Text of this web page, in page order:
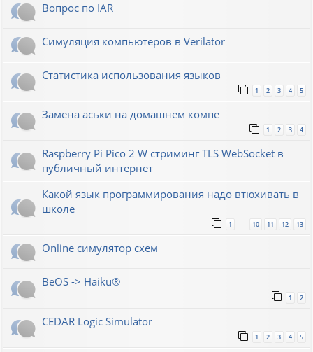
Вопрос по IAR
Симуляция компьютеров в Verilator
Статистика использования языков
1 2 3 4 5
Замена аськи на домашнем компе
1 2 3 4
Raspberry Pi Pico 2 W стриминг TLS WebSocket в
публичный интернет
Какой язык программирования надо втюхивать в
школе
1 … 10 11 12 13
Online симулятор схем
BeOS -> Haiku®
1 2
CEDAR Logic Simulator
1 2 3 4 5